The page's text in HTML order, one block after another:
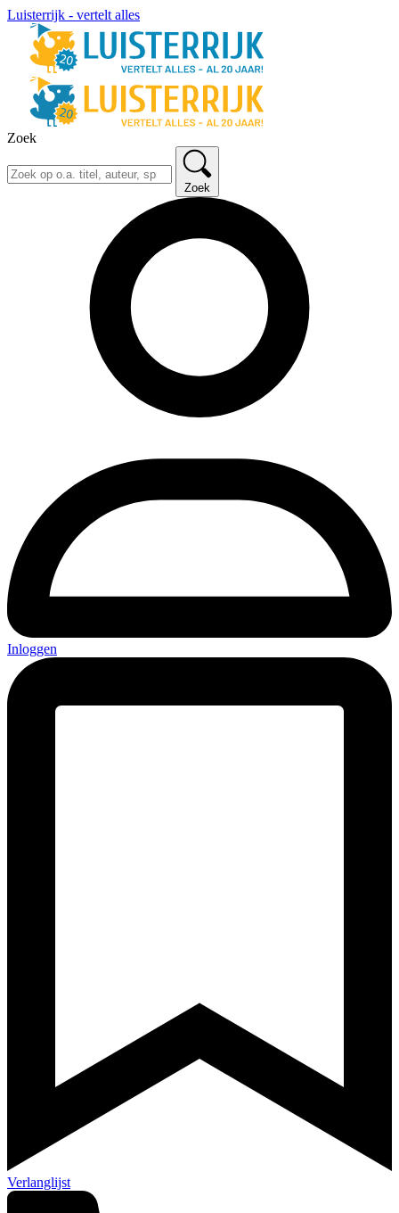
Luisterrijk - vertelt alles
Zoek
Zoek
Inloggen
Verlanglijst